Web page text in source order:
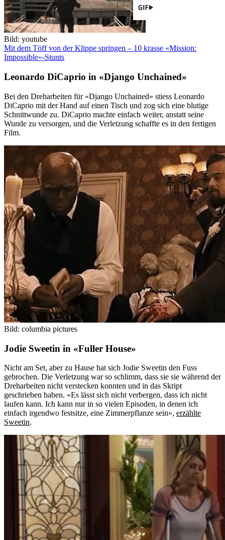
Bild: youtube
Mit dem Töff von der Klippe springen – 10 krasse «Mission:
Impossible»-Stunts
Leonardo DiCaprio in «Django Unchained»
Bei den Dreharbeiten für «Django Unchained» stiess Leonardo
DiCaprio mit der Hand auf einen Tisch und zog sich eine blutige
Schnittwunde zu. DiCaprio machte einfach weiter, anstatt seine
Wunde zu versorgen, und die Verletzung schaffte es in den fertigen
Film.
Bild: columbia pictures
Jodie Sweetin in «Fuller House»
Nicht am Set, aber zu Hause hat sich Jodie Sweetin den Fuss
gebrochen. Die Verletzung war so schlimm, dass sie sie während der
Dreharbeiten nicht verstecken konnten und in das Skript
geschrieben haben. «Es lässt sich nicht verbergen, dass ich nicht
laufen kann. Ich kann nur in so vielen Episoden, in denen ich
einfach irgendwo festsitze, eine Zimmerpflanze sein», erzählte
Sweetin.